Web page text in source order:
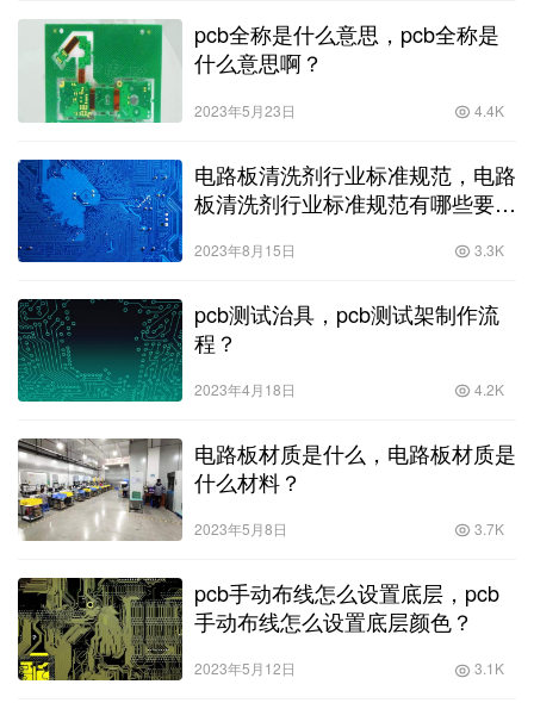
pcb全称是什么意思，pcb全称是
什么意思啊？
2023年5月23日 4.4K
电路板清洗剂行业标准规范，电路
板清洗剂行业标准规范有哪些要
2023年8月15日 3.3K
pcb测试治具，pcb测试架制作流
程？
2023年4月18日 4.2K
电路板材质是什么，电路板材质是
什么材料？
2023年5月8日 3.7K
pcb手动布线怎么设置底层，pcb
手动布线怎么设置底层颜色？
2023年5月12日 3.1K